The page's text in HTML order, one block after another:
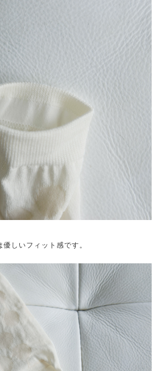
優しいフィット感です。